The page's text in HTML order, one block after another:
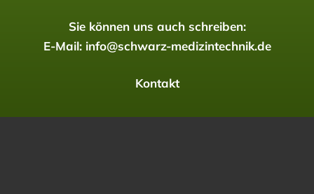
Sie können uns auch schreiben:
E-Mail: info@schwarz-medizintechnik.de
Kontakt